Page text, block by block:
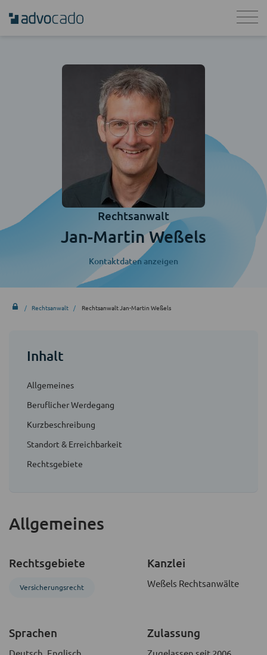
Rechtsanwalt
Jan-Martin Weßels
Kontaktdaten anzeigen
Rechtsanwalt Rechtsanwalt Jan-Martin Weßels
Inhalt
Allgemeines
Beruflicher Werdegang
Kurzbeschreibung
Standort & Erreichbarkeit
Rechtsgebiete
Allgemeines
Rechtsgebiete
Versicherungsrecht
Kanzlei
Weßels Rechtsanwälte
Sprachen Zulassung